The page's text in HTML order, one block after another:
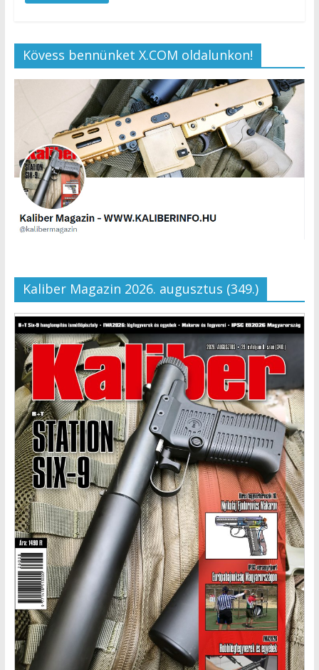
Kövess bennünket X.COM oldalunkon!
Kaliber Magazin 2026. augusztus (349.)